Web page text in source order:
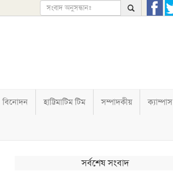
বিনোদন হাট্টিমাটিম টিম সম্পাদকীয় ক্যাম্পাস
সর্বশেষ সংবাদ